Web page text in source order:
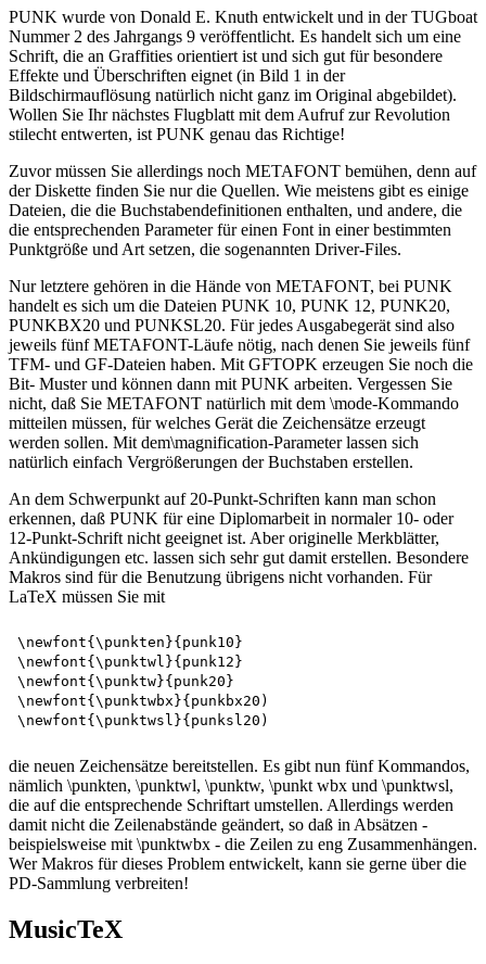
PUNK wurde von Donald E. Knuth entwickelt und in der TUGboat
Nummer 2 des Jahrgangs 9 veröffentlicht. Es handelt sich um eine
Schrift, die an Graffities orientiert ist und sich gut für besondere
Effekte und Überschriften eignet (in Bild 1 in der
Bildschirmauflösung natürlich nicht ganz im Original abgebildet).
Wollen Sie Ihr nächstes Flugblatt mit dem Aufruf zur Revolution
stilecht entwerten, ist PUNK genau das Richtige!
Zuvor müssen Sie allerdings noch METAFONT bemühen, denn auf
der Diskette finden Sie nur die Quellen. Wie meistens gibt es einige
Dateien, die die Buchstabendefinitionen enthalten, und andere, die
die entsprechenden Parameter für einen Font in einer bestimmten
Punktgröße und Art setzen, die sogenannten Driver-Files.
Nur letztere gehören in die Hände von METAFONT, bei PUNK
handelt es sich um die Dateien PUNK 10, PUNK 12, PUNK20,
PUNKBX20 und PUNKSL20. Für jedes Ausgabegerät sind also
jeweils fünf METAFONT-Läufe nötig, nach denen Sie jeweils fünf
TFM- und GF-Dateien haben. Mit GFTOPK erzeugen Sie noch die
Bit- Muster und können dann mit PUNK arbeiten. Vergessen Sie
nicht, daß Sie METAFONT natürlich mit dem \mode-Kommando
mitteilen müssen, für welches Gerät die Zeichensätze erzeugt
werden sollen. Mit dem\magnification-Parameter lassen sich
natürlich einfach Vergrößerungen der Buchstaben erstellen.
An dem Schwerpunkt auf 20-Punkt-Schriften kann man schon
erkennen, daß PUNK für eine Diplomarbeit in normaler 10- oder
12-Punkt-Schrift nicht geeignet ist. Aber originelle Merkblätter,
Ankündigungen etc. lassen sich sehr gut damit erstellen. Besondere
Makros sind für die Benutzung übrigens nicht vorhanden. Für
LaTeX müssen Sie mit
\newfont{\punkten}{punk10}
\newfont{\punktwl}{punk12}
\newfont{\punktw}{punk20}
\newfont{\punktwbx}{punkbx20)
die neuen Zeichensätze bereitstellen. Es gibt nun fünf Kommandos,
nämlich \punkten, \punktwl, \punktw, \punkt wbx und \punktwsl,
die auf die entsprechende Schriftart umstellen. Allerdings werden
damit nicht die Zeilenabstände geändert, so daß in Absätzen -
beispielsweise mit \punktwbx - die Zeilen zu eng Zusammenhängen.
Wer Makros für dieses Problem entwickelt, kann sie gerne über die
PD-Sammlung verbreiten!
MusicTeX